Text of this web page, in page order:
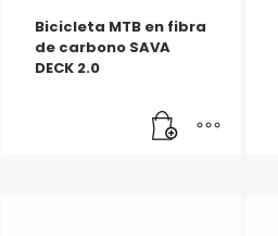
Bicicleta MTB en fibra
de carbono SAVA
DECK 2.0